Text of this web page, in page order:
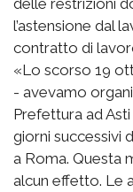
l’astensione dal
contratto di
«Lo scorso 19
- avevamo
Prefettura ad
giorni successivi
a Roma. Questa
alcun effetto. Le